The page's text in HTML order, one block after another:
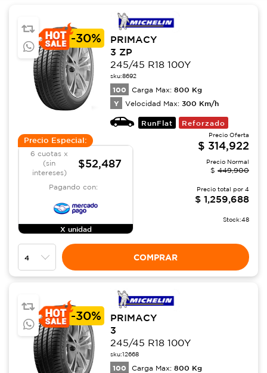
-30%
PRIMACY
3 ZP
245/45 R18 100Y
sku:8692
100 Carga Max: 800 Kg
Y Velocidad Max: 300 Km/h
RunFlat Reforzado
Precio Especial:
6 cuotas x
(sin
intereses)
$52,487
Pagando con:
X unidad
Precio Oferta
$ 314,922
Precio Normal
$ 449,900
Precio total por 4
$ 1,259,688
Stock:48
COMPRAR
-30%
PRIMACY
3
245/45 R18 100Y
sku:12668
100 Carga Max: 800 Kg